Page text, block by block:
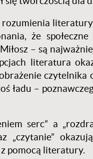
że
– są
literatura
czytelnika
ładu –
serc” a
„czytanie”
pomocą literatury.